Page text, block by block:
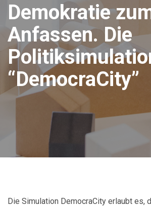
Demokratie
Anfassen. Die
“DemocraCity”
Die Simulation DemocraCity erlaubt es,